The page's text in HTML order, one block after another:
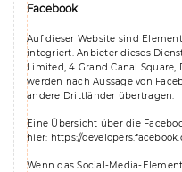
Facebook
Auf dieser Website sind
integriert. Anbieter dieses
Limited, 4 Grand Canal Square,
werden nach Aussage von
andere Drittländer übertragen.
Eine Übersicht über die
hier: https://
Wenn das Social-Media-